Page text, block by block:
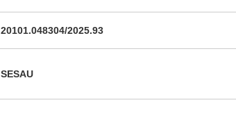
20101.048304/2025.93
SESAU